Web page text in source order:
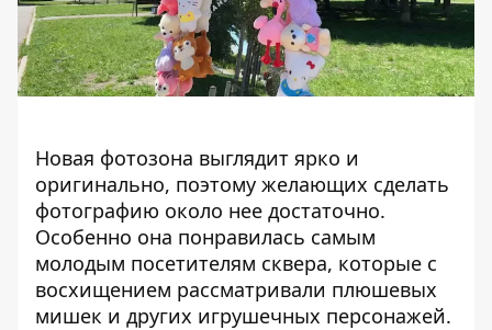
Новая фотозона выглядит ярко и
оригинально, поэтому желающих сделать
фотографию около нее достаточно.
Особенно она понравилась самым
молодым посетителям сквера, которые с
восхищением рассматривали плюшевых
мишек и других игрушечных персонажей.